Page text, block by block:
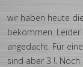
wir haben heute
bekommen.
angedacht. Für
sind aber 3 !.